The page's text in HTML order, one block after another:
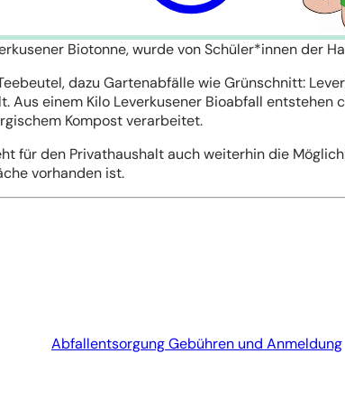
Biotonne, wurde von Schüler*innen
dazu Gartenabfälle wie Grünschnitt:
Aus einem Kilo Leverkusener Bioabfall
Kompost verarbeitet.
für den Privathaushalt auch weiterhin die
vorhanden ist.
Abfallentsorgung Gebühren und Anmeldung